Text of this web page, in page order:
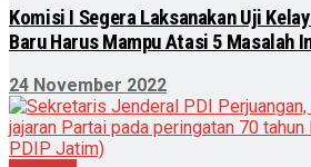
Komisi I Segera Laksanakan Uji
Baru Harus Mampu Atasi 5 Masalah
24 November 2022